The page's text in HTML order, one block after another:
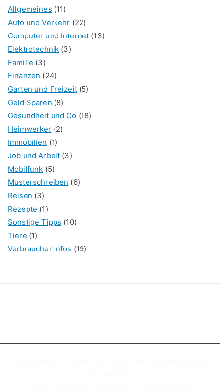
Allgemeines (11)
Auto und Verkehr (22)
Computer und Internet (13)
Elektrotechnik (3)
Familie (3)
Finanzen (24)
Garten und Freizeit(5)
Geld Sparen (8)
Gesundheit und Co (18)
Heimwerker (2)
Immobilien (1)
Job und Arbeit (3)
Mobilfunk (5)
Musterschreiben (6)
Reisen (3)
Rezepte (1)
Sonstige Tipps (10)
Tiere (1)
Verbraucher Infos (19)